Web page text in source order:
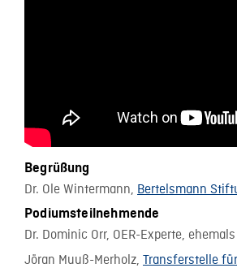
Begrüßung
Dr. Ole Wintermann, Bertelsmann
Podiumsteilnehmende
Dr. Dominic Orr, OER-Experte, ehemals
Jöran Muuß-Merholz, Transferstelle